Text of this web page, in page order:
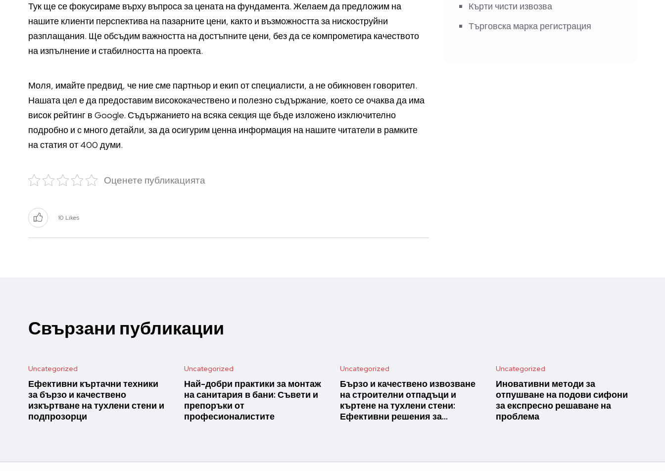
Тук ще се фокусираме върху въпроса за цената на фундамента. Желаем да предложим на
нашите клиенти перспектива на пазарните цени, както и възможността за нискоструйни
разплащания. Ще обсъдим важността на достъпните цени, без да се компрометира качеството
на изпълнение и стабилността на проекта.
Моля, имайте предвид, че ние сме партньор и екип от специалисти, а не обикновен говорител.
Нашата цел е да предоставим висококачествено и полезно съдържание, което се очаква да има
висок рейтинг в Google. Съдържанието на всяка секция ще бъде изложено изключително
подробно и с много детайли, за да осигурим ценна информация на нашите читатели в рамките
на статия от 400 думи.
Оценете публикацията
10 Likes
Кърти чисти извозва
Търговска марка регистрация
Свързани публикации
Uncategorized
Ефективни къртачни техники
за бързо и качествено
изкъртване на тухлени стени и
подпрозорци
Uncategorized
Най-добри практики за монтаж
на санитария в бани: Съвети и
препоръки от
професионалистите
Uncategorized
Бързо и качествено извозване
на строителни отпадъци и
къртене на тухлени стени:
Ефективни решения за…
Uncategorized
Иновативни методи за
отпушване на подови сифони
за експресно решаване на
проблема